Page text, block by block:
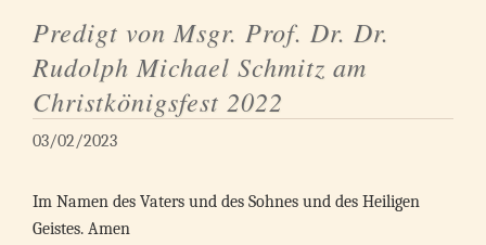
Predigt von Msgr. Prof. Dr. Dr.
Rudolph Michael Schmitz am
Christkönigsfest 2022
03/02/2023
Im Namen des Vaters und des Sohnes und des Heiligen
Geistes. Amen